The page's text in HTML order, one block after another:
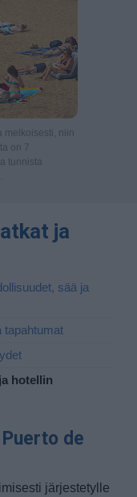
melkoisesti, niin
on 7
tunnista
ja
sää ja
tapahtumat
hotellin
de
järjestetylle